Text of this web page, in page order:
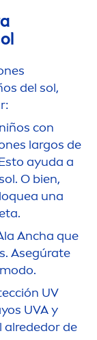
del sol,
con
largos de
ayuda a
O bien,
una
Ancha que
Asegúrate
UV
UVA y
alrededor de